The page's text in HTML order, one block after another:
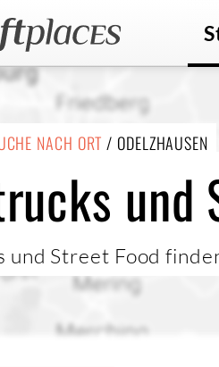
NACH ORT / ODELZHAUSEN
und
und Street Food